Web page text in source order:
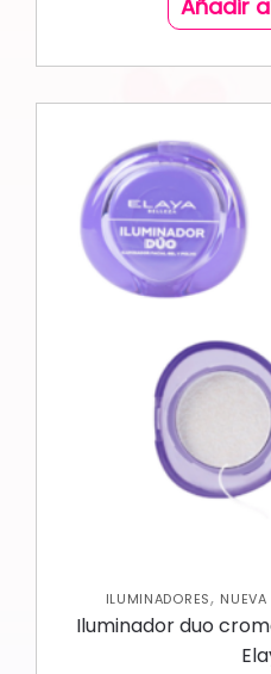
Añadir
ILUMINADORES,
Iluminador duo